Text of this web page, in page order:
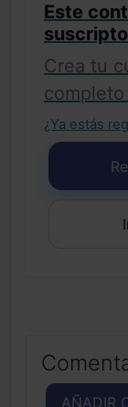
Este
Crea tu
completo
¿Ya estás
AÑADIR